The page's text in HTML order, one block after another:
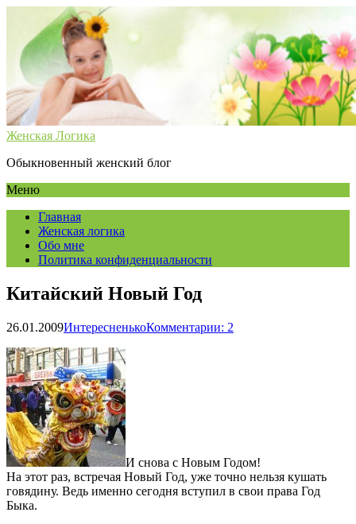
Женская Логика
Обыкновенный женский блог
Меню
Главная
Женская логика
Обо мне
Политика конфиденциальности
Китайский Новый Год
26.01.2009ИнтересненькоКомментарии: 2
И снова с Новым Годом!
На этот раз, встречая Новый Год, уже точно нельзя кушать
говядину. Ведь именно сегодня вступил в свои права Год
Быка.